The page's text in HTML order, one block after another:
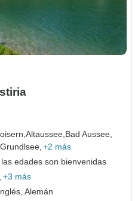
Altaussee,Bad Aussee,
Grundlsee, +2 más
las edades son bienvenidas
+3 más
Alemán